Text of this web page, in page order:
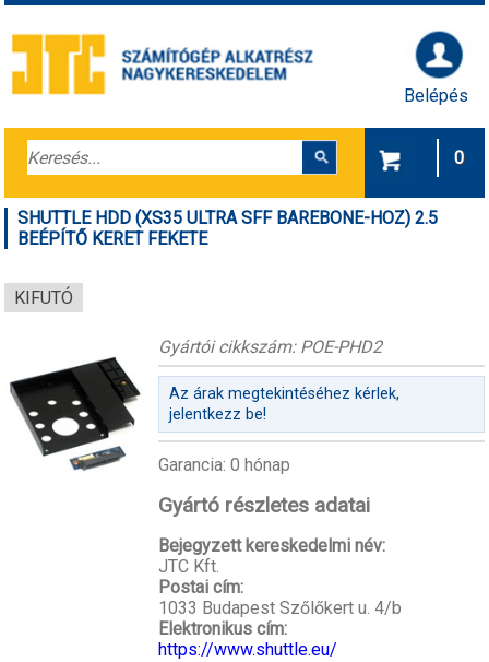
Belépés
0
SHUTTLE HDD (XS35 ULTRA SFF BAREBONE-HOZ) 2.5
BEÉPÍTŐ KERET FEKETE
KIFUTÓ
Gyártói cikkszám: POE-PHD2
Az árak megtekintéséhez kérlek,
jelentkezz be!
Garancia: 0 hónap
Gyártó részletes adatai
Bejegyzett kereskedelmi név:
JTC Kft.
Postai cím:
1033 Budapest Szőlőkert u. 4/b
Elektronikus cím:
https://www.shuttle.eu/